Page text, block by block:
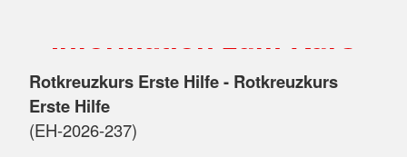
Information zum Kurs
Rotkreuzkurs Erste Hilfe - Rotkreuzkurs
Erste Hilfe
(EH-2026-237)